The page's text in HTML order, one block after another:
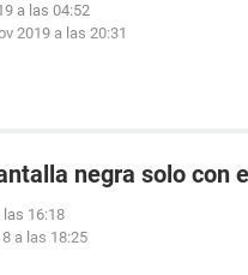
a las 04:52
2019 a las 20:31
negra solo con
las 16:18
a las 18:25